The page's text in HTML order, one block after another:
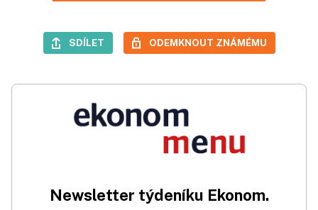
SDÍLET ODEMKNOUT ZNÁMÉMU
Newsletter týdeníku Ekonom.